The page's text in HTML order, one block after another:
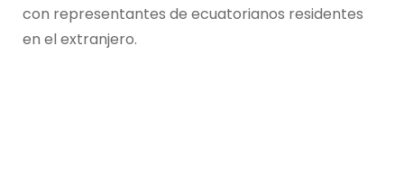
con representantes de ecuatorianos residentes
en el extranjero.